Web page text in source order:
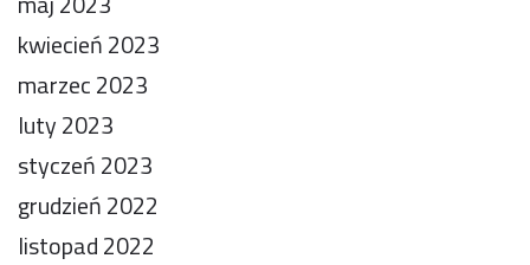
kwiecień 2023
marzec 2023
luty 2023
styczeń 2023
grudzień 2022
listopad 2022